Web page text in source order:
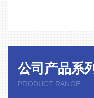
公司产品系列
PRODUCT RANGE